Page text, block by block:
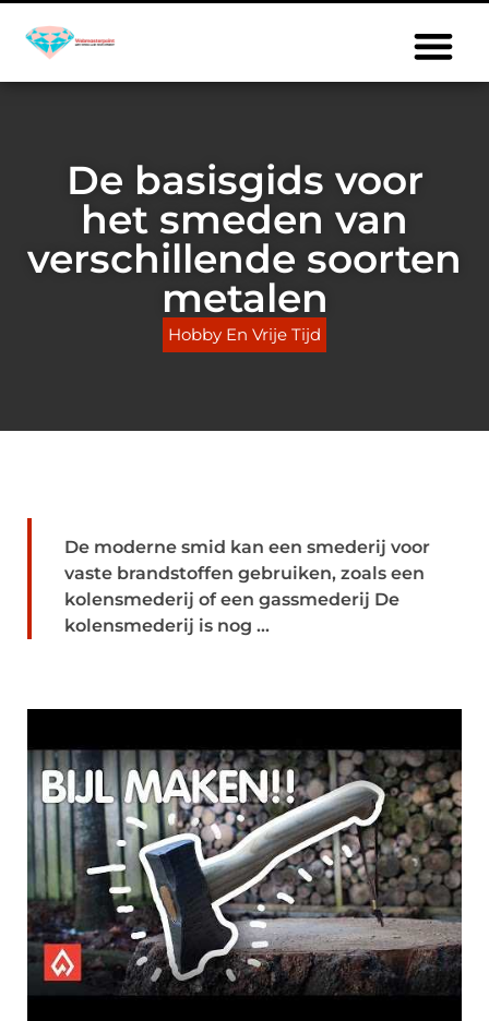
De basisgids voor
het smeden van
verschillende soorten
metalen
Hobby En Vrije Tijd
De moderne smid kan een smederij voor
vaste brandstoffen gebruiken, zoals een
kolensmederij of een gassmederij De
kolensmederij is nog ...